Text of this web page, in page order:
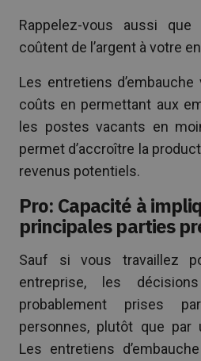
Rappelez-vous aussi
coûtent de l’argent à votre
Les entretiens
coûts en permettant aux
les postes vacants en
permet d’accroître la
revenus potentiels.
Pro: Capacité à
principales parties
Sauf si vous travaillez
entreprise, les
probablement prises
personnes, plutôt que par
Les entretiens